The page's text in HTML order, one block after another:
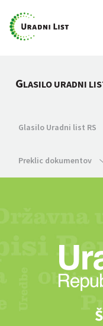
GLASILO URADNI
Glasilo Uradni list RS
Preklic dokumentov